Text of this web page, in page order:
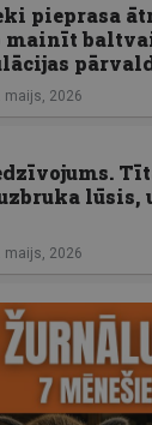
pieprasa
mainīt
maijs, 2026
lūsis,
maijs, 2026